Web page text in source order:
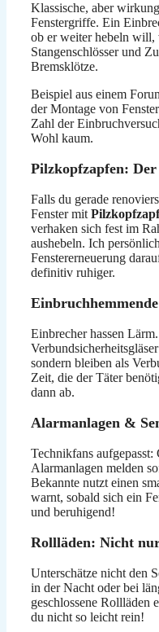
Klassische, aber
Fenstergriffe. Ein
ob er weiter hebeln will,
Stangenschlösser und
Bremsklötze.
Beispiel aus einem
der Montage von
Zahl der
Wohl kaum.
Pilzkopfzapfen:
Falls du gerade
Fenster mit
verhaken sich fest im
aushebeln. Ich
Fenstererneuerung
definitiv ruhiger.
Einbrecher hassen
sondern bleiben als
Zeit, die der Täter
dann ab.
Alarmanlagen &
Technikfans aufgepasst:
Alarmanlagen melden
Bekannte nutzt einen
warnt, sobald sich ein
und beruhigend!
Rollläden: Nicht
Unterschätze nicht den
in der Nacht oder bei
geschlossene Rollläden
du nicht so leicht rein!